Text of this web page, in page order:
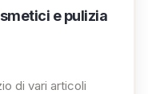
e pulizia
di vari articoli